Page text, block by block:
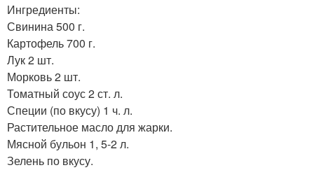
Ингредиенты:
Свинина 500 г.
Картофель 700 г.
Лук 2 шт.
Морковь 2 шт.
Томатный соус 2 ст. л.
Специи (по вкусу) 1 ч. л.
Растительное масло для жарки.
Мясной бульон 1, 5-2 л.
Зелень по вкусу.